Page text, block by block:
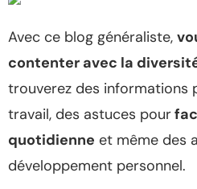
Avec ce blog généraliste,
contenter avec la
trouverez des informations
travail, des astuces pour
quotidienne et même des
développement personnel.